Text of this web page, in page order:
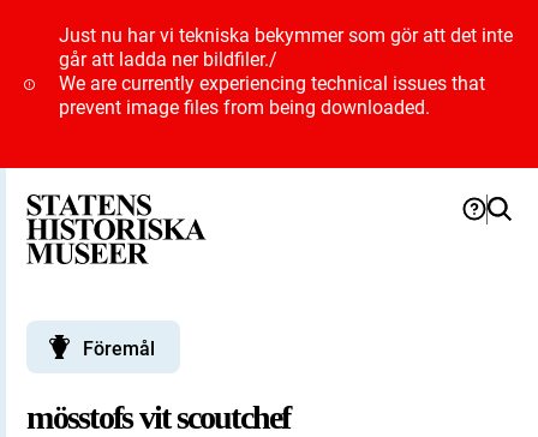
Just nu har vi tekniska bekymmer som gör att det inte
går att ladda ner bildfiler./
We are currently experiencing technical issues that
prevent image files from being downloaded.
Föremål
mösstofs vit scoutchef